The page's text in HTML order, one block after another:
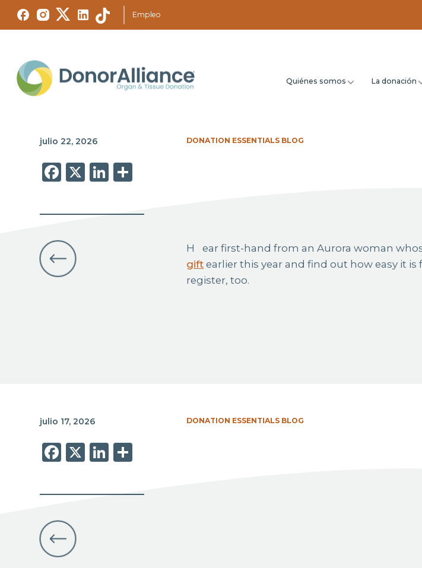
Empleo
Quiénes somos La donación
julio 22, 2026
Facebook
X LinkedIn
Share
DONATION ESSENTIALS BLOG
Hear first-hand from an Aurora woman
gift earlier this year and find out how easy it
register, too.
julio 17, 2026
Facebook
X LinkedIn
Share
DONATION ESSENTIALS BLOG